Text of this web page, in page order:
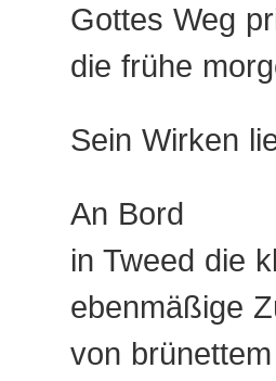
Gottes Weg
die frühe
Sein Wirken
An Bord
in Tweed die
ebenmäßige
von